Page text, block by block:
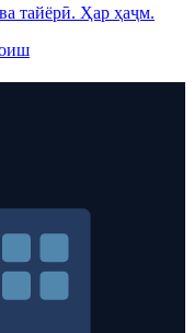
тайёрӣ. Ҳар ҳаҷм.